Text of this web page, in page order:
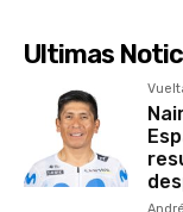
Ultimas